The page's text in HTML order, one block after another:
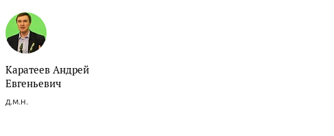
Каратеев Андрей
Евгеньевич
д.м.н.